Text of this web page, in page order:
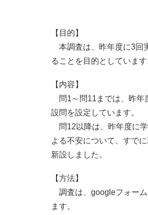
【目的】
本調査は、昨年度に3回
ることを目的としています
【内容】
問1～問11までは、昨年
設問を設定しています。
問12以降は、昨年度に
よる不安について、すで
新設しました。
【方法】
調査は、googleフォーム
ます。